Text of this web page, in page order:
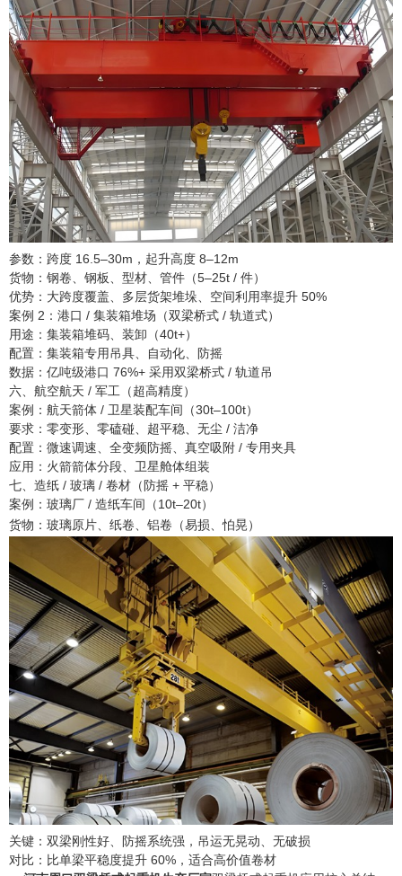
参数：跨度 16.5–30m，起升高度 8–12m
货物：钢卷、钢板、型材、管件（5–25t / 件）
优势：大跨度覆盖、多层货架堆垛、空间利用率提升 50%
案例 2：港口 / 集装箱堆场（双梁桥式 / 轨道式）
用途：集装箱堆码、装卸（40t+）
配置：集装箱专用吊具、自动化、防摇
数据：亿吨级港口 76%+ 采用双梁桥式 / 轨道吊
六、航空航天 / 军工（超高精度）
案例：航天箭体 / 卫星装配车间（30t–100t）
要求：零变形、零磕碰、超平稳、无尘 / 洁净
配置：微速调速、全变频防摇、真空吸附 / 专用夹具
应用：火箭箭体分段、卫星舱体组装
七、造纸 / 玻璃 / 卷材（防摇 + 平稳）
案例：玻璃厂 / 造纸车间（10t–20t）
货物：玻璃原片、纸卷、铝卷（易损、怕晃）
关键：双梁刚性好、防摇系统强，吊运无晃动、无破损
对比：比单梁平稳度提升 60%，适合高价值卷材